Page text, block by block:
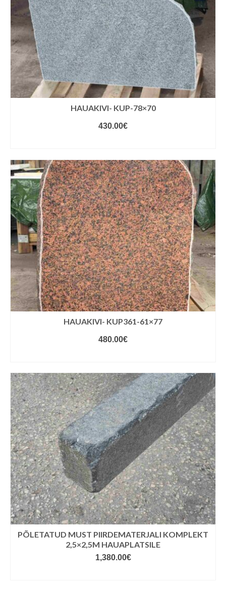
HAUAKIVI- KUP-78×70
430.00€
HAUAKIVI- KUP361-61×77
480.00€
PÕLETATUD MUST PIIRDEMATERJALI KOMPLEKT
2,5×2,5M HAUAPLATSILE
1,380.00€